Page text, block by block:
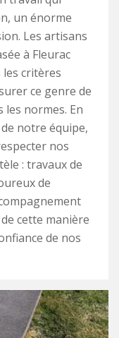
un énorme
Les artisans
à Fleurac
critères
ce genre de
normes. En
notre équipe,
nos
: travaux de
de
cette manière
de nos